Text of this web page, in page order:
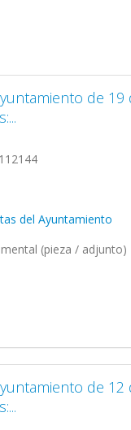
de
del Ayuntamiento
(pieza / adjunto)
de